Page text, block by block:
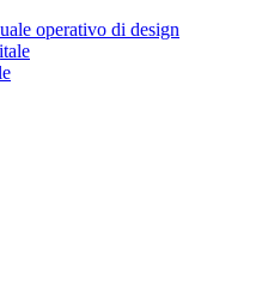
operativo di design